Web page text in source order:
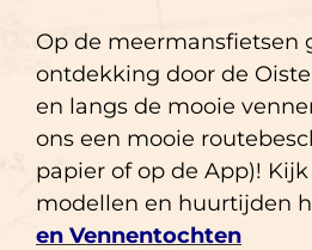
Op de meermansfietsen
ontdekking door de
en langs de mooie
ons een mooie
papier of op de App)!
modellen en huurtijden
en Vennentochten